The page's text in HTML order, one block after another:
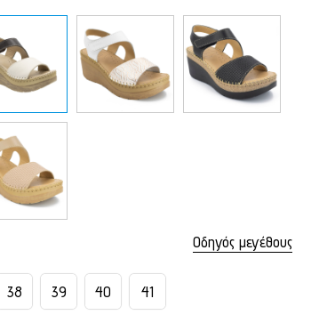
Οδηγός μεγέθους
38 39 40 41